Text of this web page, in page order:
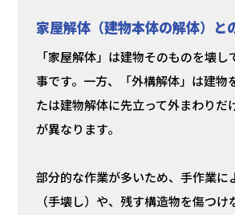
家屋解体（建物本体の解体）と
「家屋解体」は建物そのものを壊し
事です。一方、「外構解体」は建物
たは建物解体に先立って外まわりだ
が異なります。
部分的な作業が多いため、手作業に
（手壊し）や、残す構造物を傷つ